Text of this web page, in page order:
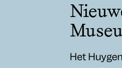
Het